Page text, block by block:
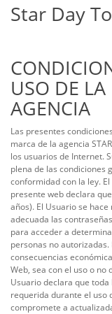
Star Day
USO DE
AGENCIA
Las presentes
marca de la agencia
los usuarios de Internet.
plena de las condiciones
conformidad con la ley.
presente web declara
años). El Usuario se
adecuada las
para acceder a
personas no
consecuencias
Web, sea con el uso o
Usuario declara que
requerida durante el uso
compromete a